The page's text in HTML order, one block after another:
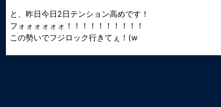
と、昨日今日2日テンション高めです！
フォォォォォォ！！！！！！！！！！
この勢いでフジロック行きてぇ！(w